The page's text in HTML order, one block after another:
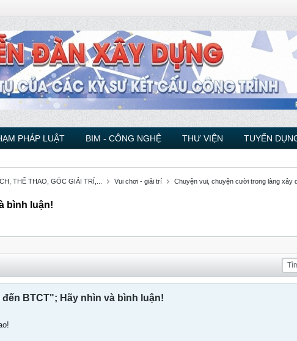
PHÁP LUẬT BIM - CÔNG NGHỆ THƯ VIỆN TUYỂN
THỂ THAO, GÓC GIẢI TRÍ,... Vui chơi - giải trí Chuyện vui, chuyện cười trong làng xây
bình luận!
BTCT"; Hãy nhìn và bình luận!